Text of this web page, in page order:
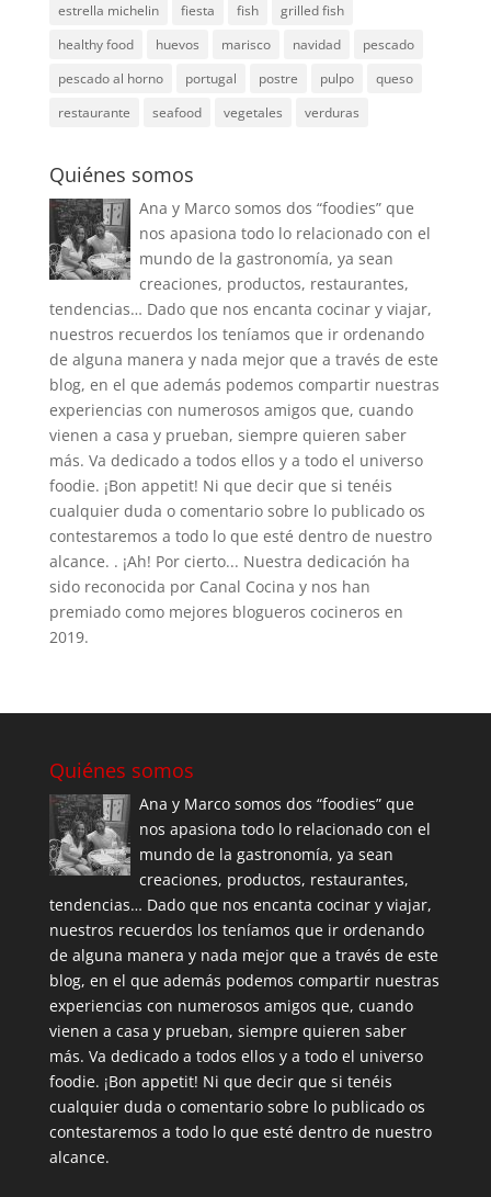
estrella michelin
fiesta fish
grilled fish
healthy food
huevos marisco navidad
pescado
pescado al horno
portugal postre pulpo
queso
restaurante
seafood vegetales verduras
Quiénes somos
Ana y Marco somos dos “foodies” que
nos apasiona todo lo relacionado con el
mundo de la gastronomía, ya sean
creaciones, productos, restaurantes,
tendencias… Dado que nos encanta cocinar y viajar,
nuestros recuerdos los teníamos que ir ordenando
de alguna manera y nada mejor que a través de este
blog, en el que además podemos compartir nuestras
experiencias con numerosos amigos que, cuando
vienen a casa y prueban, siempre quieren saber
más. Va dedicado a todos ellos y a todo el universo
foodie. ¡Bon appetit! Ni que decir que si tenéis
cualquier duda o comentario sobre lo publicado os
contestaremos a todo lo que esté dentro de nuestro
alcance. . ¡Ah! Por cierto... Nuestra dedicación ha
sido reconocida por Canal Cocina y nos han
premiado como mejores blogueros cocineros en
2019.
Quiénes somos
Ana y Marco somos dos “foodies” que
nos apasiona todo lo relacionado con el
mundo de la gastronomía, ya sean
creaciones, productos, restaurantes,
tendencias… Dado que nos encanta cocinar y viajar,
nuestros recuerdos los teníamos que ir ordenando
de alguna manera y nada mejor que a través de este
blog, en el que además podemos compartir nuestras
experiencias con numerosos amigos que, cuando
vienen a casa y prueban, siempre quieren saber
más. Va dedicado a todos ellos y a todo el universo
foodie. ¡Bon appetit! Ni que decir que si tenéis
cualquier duda o comentario sobre lo publicado os
contestaremos a todo lo que esté dentro de nuestro
alcance.